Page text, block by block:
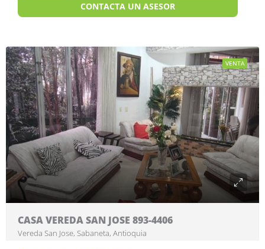
CONTACTA UN ASESOR
VENTA
CASA VEREDA SAN JOSE 893-4406
Vereda San Jose, Sabaneta, Antioquia